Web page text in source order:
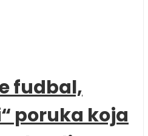
fudbal,
poruka koja